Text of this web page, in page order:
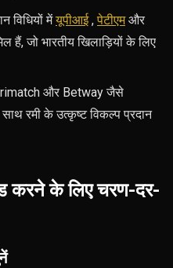
विधियों मेंयूपीआई,पेटीएमऔर
हैं, जो भारतीय खिलाड़ियों के लिए
और Betway जैसे
रमी के उत्कृष्ट विकल्प प्रदान
करने के लिए चरण-दर-